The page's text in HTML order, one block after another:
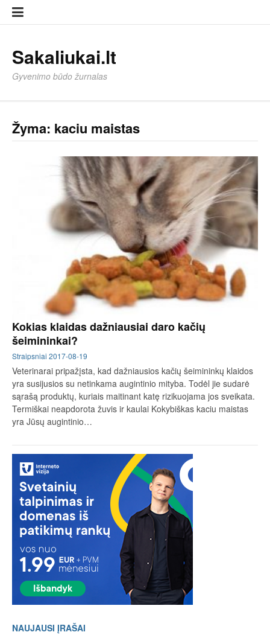
prie
Page
Page
Sakaliukai.lt
Gyvenimo būdo žurnalas
Žyma: kaciu maistas
Kokias klaidas dažniausiai daro kačių
šeimininkai?
Straipsniai 2017-08-19
Veterinarai pripažįsta, kad dažniausios kačių šeimininkų klaidos
yra susijusios su netinkama augintinio mityba. Todėl jie sudarė
sąrašą produktų, kuriais maitinant katę rizikuojama jos sveikata.
Termiškai neapdorota žuvis ir kaulai Kokybiškas kaciu maistas
yra Jūsų augintinio…
NAUJAUSI ĮRAŠAI